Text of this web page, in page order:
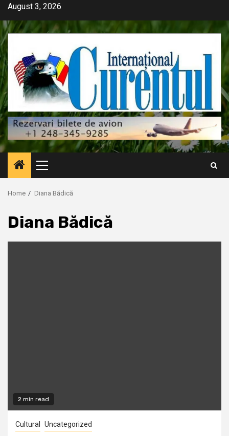
Skip
content
August 3, 2026
Primary
Menu
Home Diana Bădică
Diana Bădică
2 min read
Cultural Uncategorized